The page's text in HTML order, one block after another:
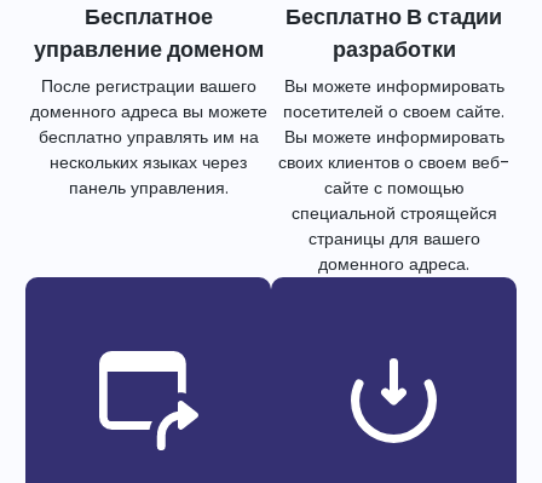
Бесплатное
управление доменом
После регистрации вашего
доменного адреса вы можете
бесплатно управлять им на
нескольких языках через
панель управления.
Бесплатно В стадии
разработки
Вы можете информировать
посетителей о своем сайте.
Вы можете информировать
своих клиентов о своем веб-
сайте с помощью
специальной строящейся
страницы для вашего
доменного адреса.